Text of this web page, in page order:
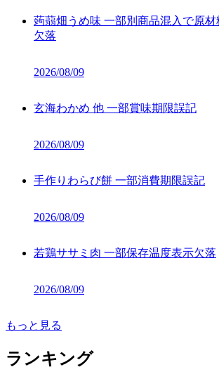
蒟蒻畑うめ味 一部別商品混入で原
欠落
2026/08/09
玄海わかめ 他 一部賞味期限誤記
2026/08/09
手作りわらび餅 一部消費期限誤記
2026/08/09
若鶏ササミ肉 一部保存温度表示欠落
2026/08/09
もっと見る
ランキング